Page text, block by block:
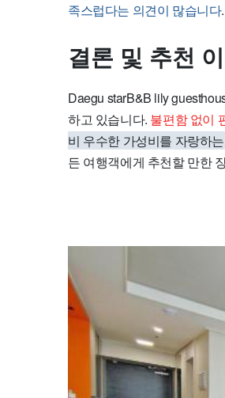
족스럽다는 의견이 많습니다
결론 및 추천
Daegu starB&B lily
하고 있습니다. 불편함 없이
비 우수한 가성비를 자랑하
든 여행객에게 추천할 만한